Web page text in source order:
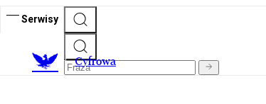
Serwisy
Cyfrowa